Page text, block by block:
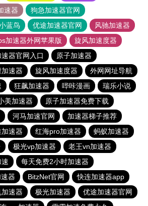
速器
狗急加速器官网
蓝鸟 优途加速器官网
风驰加速器
加速器外网苹果版
旋风加速度器
器官网入口
原子加速器
速器 旋风加速度器
外网网址导航
狂飙加速器 哔咔漫画
瑞乐小说
美加速器
原子加速器免费下载
河马加速官网
加速器梯子推荐
速器 红海pro加速器
蚂蚁加速器
极光vp加速器
老王vn加速器
每天免费2小时加速器
器
BitzNet官网
快连加速器app
速器 极光加速器
优途加速器官网